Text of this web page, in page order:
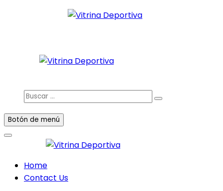
facebook
instagram
Buscar
Botón de menú
Home
Contact Us